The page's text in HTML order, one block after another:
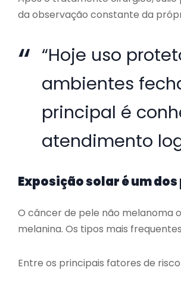
da observação constante da
“Hoje uso
ambientes
principal é
atendimento
Exposição solar é um
O câncer de pele não melanoma
melanina. Os tipos mais
Entre os principais fatores de